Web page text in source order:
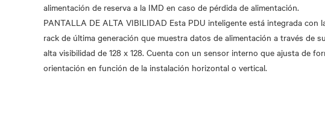
alimentación de reserva a la IMD en caso de pérdida de alimentación.
PANTALLA DE ALTA VIBILIDAD Esta PDU inteligente está integrada con
rack de última generación que muestra datos de alimentación a través de
alta visibilidad de 128 x 128. Cuenta con un sensor interno que ajusta de